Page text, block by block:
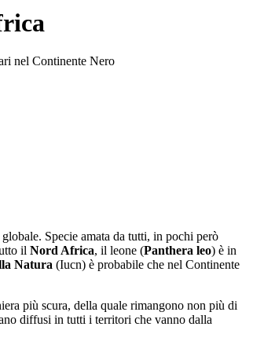
nel Continente Nero
Specie amata da tutti, in pochi però
il Nord Africa, il leone (Panthera leo) è in
Natura (Iucn) è probabile che nel Continente
più scura, della quale rimangono non più di
diffusi in tutti i territori che vanno dalla